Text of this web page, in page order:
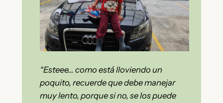
“Esteee… como está lloviendo un
poquito, recuerde que debe manejar
muy lento, porque si no, se los puede